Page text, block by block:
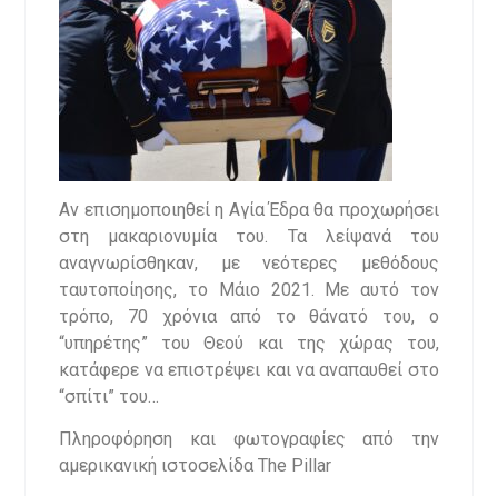
Αν επισημοποιηθεί η Αγία Έδρα θα προχωρήσει
στη μακαριονυμία του. Τα λείψανά του
αναγνωρίσθηκαν, με νεότερες μεθόδους
ταυτοποίησης, το Μάιο 2021. Με αυτό τον
τρόπο, 70 χρόνια από το θάνατό του, ο
“υπηρέτης” του Θεού και της χώρας του,
κατάφερε να επιστρέψει και να αναπαυθεί στο
“σπίτι” του…
Πληροφόρηση και φωτογραφίες από την
αμερικανική ιστοσελίδα The Pillar